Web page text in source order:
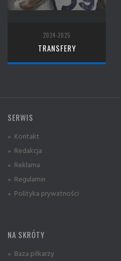
2024-2025
TRANSFERY
SERWIS
» Kontakt
» Redakcja
» Reklama
» Regulamin
» Polityka prywatności
NA SKRÓTY
» Baza piłkarzy